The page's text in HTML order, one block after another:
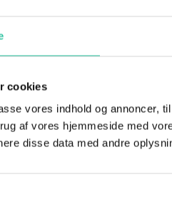
cookies
vores indhold og annoncer,
af vores hjemmeside med
disse data med andre